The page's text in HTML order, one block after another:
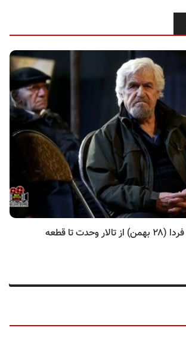
بدرقه عنایت بخشی فردا (۲۸ بهمن) از تالار وحدت تا قطعه